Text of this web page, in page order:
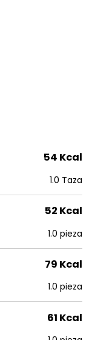
54 Kcal
1.0 Taza
52 Kcal
1.0 pieza
79 Kcal
1.0 pieza
61 Kcal